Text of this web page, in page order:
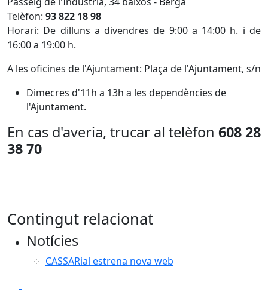
Telèfon: 93 822 18 98
Horari: De dilluns a divendres de 9:00 a 14:00 h. i de
16:00 a 19:00 h.
A les oficines de l'Ajuntament: Plaça de l'Ajuntament, s/n
Dimecres d'11h a 13h a les dependències de
l'Ajuntament.
En cas d'averia, trucar al telèfon 608 28
38 70
Contingut relacionat
Notícies
CASSARial estrena nova web